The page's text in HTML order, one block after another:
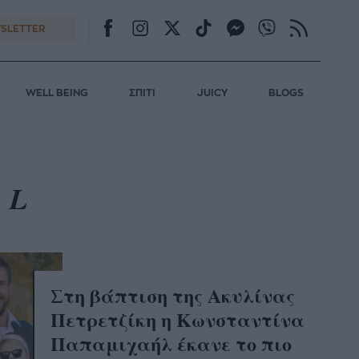
WELL BEING ΣΠΙΤΙ JUICY BLOGS
Στη βάπτιση της Ακυλίνας
Πετρετζίκη η Κωνσταντίνα
Παπαμιχαήλ έκανε το πιο